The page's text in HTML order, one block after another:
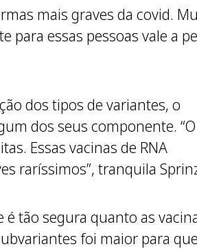
mais graves da covid.
essas pessoas vale a
dos tipos de variantes, o
dos seus componente.
Essas vacinas de RNA
raríssimos”, tranquila
tão segura quanto as
foi maior para